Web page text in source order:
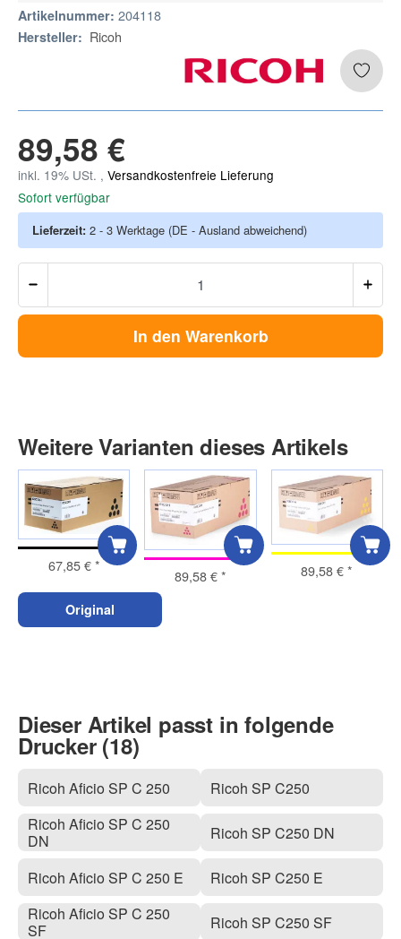
Artikelnummer: 204118
Hersteller: Ricoh
89,58 €
inkl. 19% USt. , Versandkostenfreie Lieferung
Sofort verfügbar
Lieferzeit: 2 - 3 Werktage (DE - Ausland abweichend)
In den Warenkorb
Weitere Varianten dieses Artikels
67,85 €*
89,58 €* 89,58 €*
Original
Dieser Artikel passt in folgende
Drucker (18)
Ricoh Aficio SP C 250
Ricoh Aficio SP C 250
DN
Ricoh Aficio SP C 250 E
Ricoh Aficio SP C 250
SF
Ricoh SP C250
Ricoh SP C250 DN
Ricoh SP C250 E
Ricoh SP C250 SF